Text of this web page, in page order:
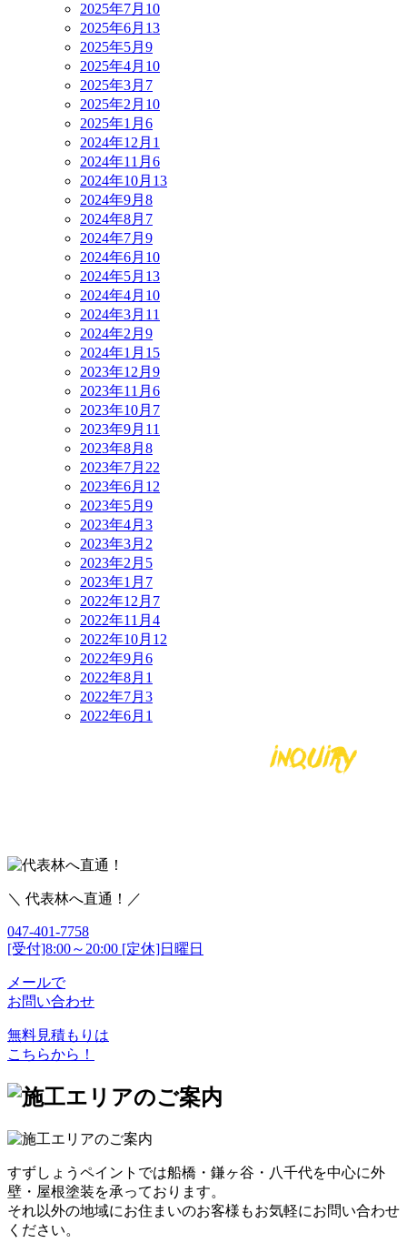
2025年7月 10
2025年6月 13
2025年5月 9
2025年4月 10
2025年3月 7
2025年2月 10
2025年1月 6
2024年12月 1
2024年11月 6
2024年10月 13
2024年9月 8
2024年8月 7
2024年7月 9
2024年6月 10
2024年5月 13
2024年4月 10
2024年3月 11
2024年2月 9
2024年1月 15
2023年12月 9
2023年11月 6
2023年10月 7
2023年9月 11
2023年8月 8
2023年7月 22
2023年6月 12
2023年5月 9
2023年4月 3
2023年3月 2
2023年2月 5
2023年1月 7
2022年12月 7
2022年11月 4
2022年10月 12
2022年9月 6
2022年8月 1
2022年7月 3
2022年6月 1
＼ 代表林へ直通！／
047-401-7758
[受付]8:00～20:00 [定休]日曜日
メールで
お問い合わせ
無料見積もりは
こちらから！
すずしょうペイントでは船橋・鎌ヶ谷・八千代を中心に外
壁・屋根塗装を承っております。
それ以外の地域にお住まいのお客様もお気軽にお問い合わせ
ください。